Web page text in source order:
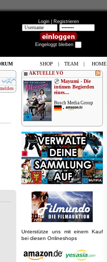
Login | Registrieren
Eingeloggt bleiben
AKTUELLE VÖ
Mayumi - Die
intimen Begierden
eines...
Busch Media Group
•
Unterstütze uns mit einem Kauf
bei diesen Onlineshops
SHOP | TEAM | HOME